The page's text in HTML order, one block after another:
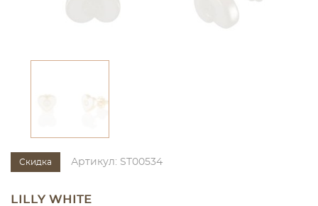
Скидка Артикул: ST00534
LILLY WHITE